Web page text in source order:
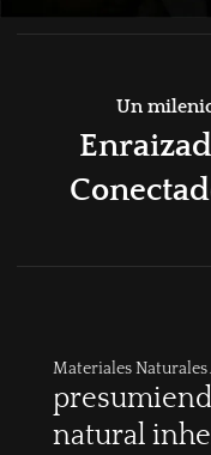
Un
Materiales
natural